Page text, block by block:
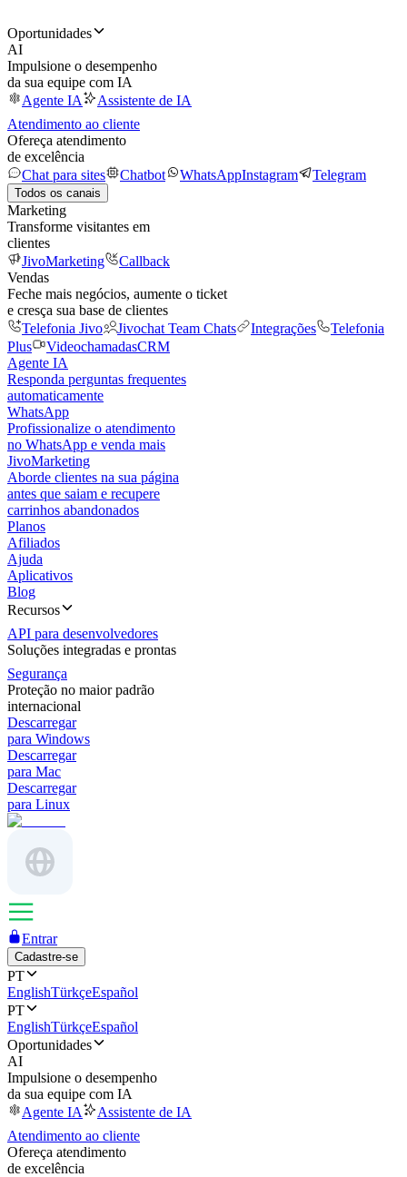
Oportunidades
AI
Impulsione o desempenho
da sua equipe com IA
Agente IA
Assistente de IA
Atendimento ao cliente
Ofereça atendimento
de excelência
Chat para sites
Chatbot WhatsAppInstagram Telegram
Todos os canais
Marketing
Transforme visitantes em
clientes
JivoMarketing
Callback
Vendas
Feche mais negócios, aumente o ticket
e cresça sua base de clientes
Telefonia Jivo
Jivochat Team Chats Integrações
Telefonia
Plus
VideochamadasCRM
Agente IA
Responda perguntas frequentes
automaticamente
WhatsApp
Profissionalize o atendimento
no WhatsApp e venda mais
JivoMarketing
Aborde clientes na sua página
antes que saiam e recupere
carrinhos abandonados
Planos
Afiliados
Ajuda
Aplicativos
Blog
Recursos
API para desenvolvedores
Soluções integradas e prontas
Segurança
Proteção no maior padrão
internacional
Descarregar
para Windows
Descarregar
para Mac
Descarregar
para Linux
Entrar
Cadastre-se
PT
EnglishTürkçeEspañol
PT
EnglishTürkçeEspañol
Oportunidades
AI
Impulsione o desempenho
da sua equipe com IA
Agente IA
Assistente de IA
Atendimento ao cliente
Ofereça atendimento
de excelência